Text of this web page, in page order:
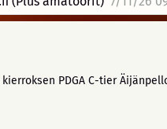
PDGA C-tier